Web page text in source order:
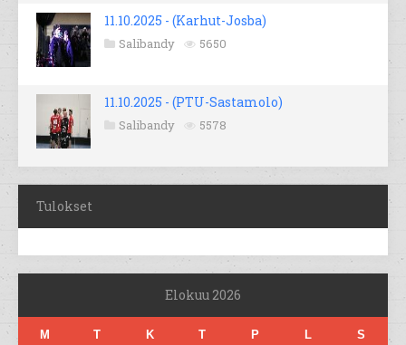
11.10.2025 - (Karhut-Josba)
Salibandy 5650
11.10.2025 - (PTU-Sastamolo)
Salibandy 5578
Tulokset
Elokuu 2026
M T K T P L S